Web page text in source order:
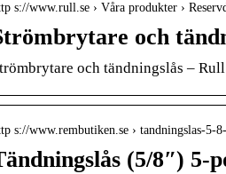
s://www.rull.se › Våra produkter ›
och
och tändningslås – Rull
s://www.rembutiken.se › tandningslas-5-
(5/8″) 5-